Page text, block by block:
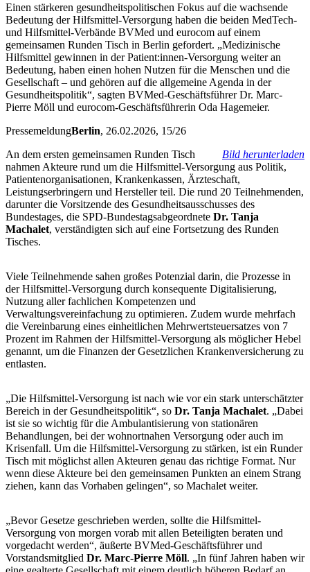
Einen stärkeren gesundheitspolitischen Fokus auf die wachsende
Bedeutung der Hilfsmittel-Versorgung haben die beiden MedTech-
und Hilfsmittel-Verbände BVMed und eurocom auf einem
gemeinsamen Runden Tisch in Berlin gefordert. „Medizinische
Hilfsmittel gewinnen in der Patient:innen-Versorgung weiter an
Bedeutung, haben einen hohen Nutzen für die Menschen und die
Gesellschaft – und gehören auf die allgemeine Agenda in der
Gesundheitspolitik“, sagten BVMed-Geschäftsführer Dr. Marc-
Pierre Möll und eurocom-Geschäftsführerin Oda Hagemeier.
PressemeldungBerlin, 26.02.2026, 15/26
Bild herunterladen
An dem ersten gemeinsamen Runden Tisch
nahmen Akteure rund um die Hilfsmittel-Versorgung aus Politik,
Patientenorganisationen, Krankenkassen, Ärzteschaft,
Leistungserbringern und Hersteller teil. Die rund 20 Teilnehmenden,
darunter die Vorsitzende des Gesundheitsausschusses des
Bundestages, die SPD-Bundestagsabgeordnete Dr. Tanja
Machalet, verständigten sich auf eine Fortsetzung des Runden
Tisches.
Viele Teilnehmende sahen großes Potenzial darin, die Prozesse in
der Hilfsmittel-Versorgung durch konsequente Digitalisierung,
Nutzung aller fachlichen Kompetenzen und
Verwaltungsvereinfachung zu optimieren. Zudem wurde mehrfach
die Vereinbarung eines einheitlichen Mehrwertsteuersatzes von 7
Prozent im Rahmen der Hilfsmittel-Versorgung als möglicher Hebel
genannt, um die Finanzen der Gesetzlichen Krankenversicherung zu
entlasten.
„Die Hilfsmittel-Versorgung ist nach wie vor ein stark unterschätzter
Bereich in der Gesundheitspolitik“, so Dr. Tanja Machalet. „Dabei
ist sie so wichtig für die Ambulantisierung von stationären
Behandlungen, bei der wohnortnahen Versorgung oder auch im
Krisenfall. Um die Hilfsmittel-Versorgung zu stärken, ist ein Runder
Tisch mit möglichst allen Akteuren genau das richtige Format. Nur
wenn diese Akteure bei den gemeinsamen Punkten an einem Strang
ziehen, kann das Vorhaben gelingen“, so Machalet weiter.
„Bevor Gesetze geschrieben werden, sollte die Hilfsmittel-
Versorgung von morgen vorab mit allen Beteiligten beraten und
vorgedacht werden“, äußerte BVMed-Geschäftsführer und
Vorstandsmitglied Dr. Marc-Pierre Möll. „In fünf Jahren haben wir